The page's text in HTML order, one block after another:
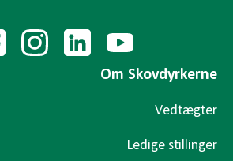
Om Skovdyrkerne
Vedtægter
Ledige stillinger